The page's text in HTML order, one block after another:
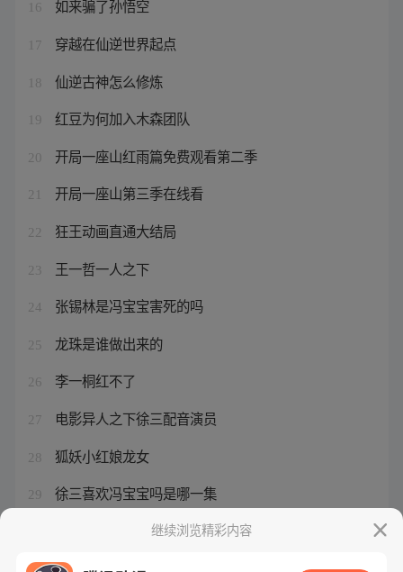
16 如来骗了孙悟空
17 穿越在仙逆世界起点
18 仙逆古神怎么修炼
19 红豆为何加入木森团队
20 开局一座山红雨篇免费观看第二季
21 开局一座山第三季在线看
22 狂王动画直通大结局
23 王一哲一人之下
24 张锡林是冯宝宝害死的吗
25 龙珠是谁做出来的
26 李一桐红不了
27 电影异人之下徐三配音演员
28 狐妖小红娘龙女
29 徐三喜欢冯宝宝吗是哪一集
悟空模拟器游戏厅为什么打不开
继续浏览精彩内容